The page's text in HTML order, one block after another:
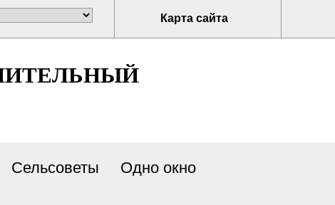
Карта сайта
Сельсоветы
Одно окно